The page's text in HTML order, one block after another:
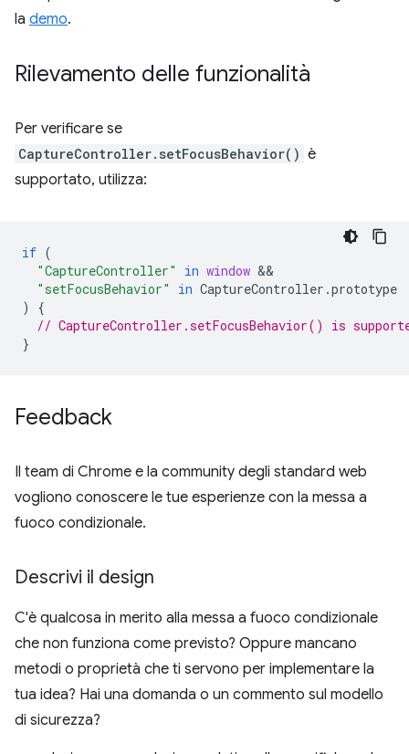
la demo.
Rilevamento delle funzionalità
Per verificare se
CaptureController.setFocusBehavior() è
supportato, utilizza:
if (
"CaptureController"
in window
"setFocusBehavior"
in CaptureController .prototype
)
{
// CaptureController.setFocusBehavior() is
}
Feedback
Il team di Chrome e la community degli standard web
vogliono conoscere le tue esperienze con la messa a
fuoco condizionale.
Descrivi il design
C'è qualcosa in merito alla messa a fuoco condizionale
che non funziona come previsto? Oppure mancano
metodi o proprietà che ti servono per implementare la
tua idea? Hai una domanda o un commento sul modello
di sicurezza?